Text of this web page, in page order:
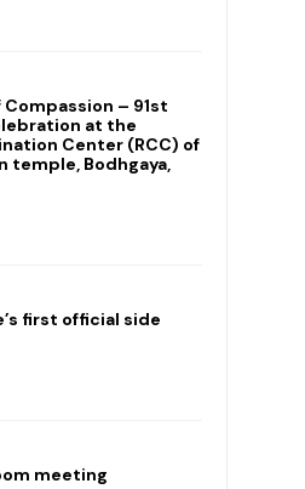
Compassion – 91st
at the
Center (RCC) of
temple, Bodhgaya,
first official side
meeting